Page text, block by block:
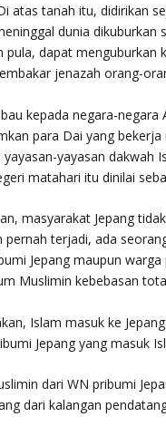
atas tanah itu, didirikan
dunia dikuburkan
pula, dapat menguburkan
jenazah orang-
kepada negara-
para Dai yang
yayasan dakwah
matahari itu dinilai
masyarakat Jepang
pernah terjadi, ada
Jepang maupun
Muslimin kebebasan
Islam masuk ke
Jepang yang masuk
dari WN pribumi
dari kalangan